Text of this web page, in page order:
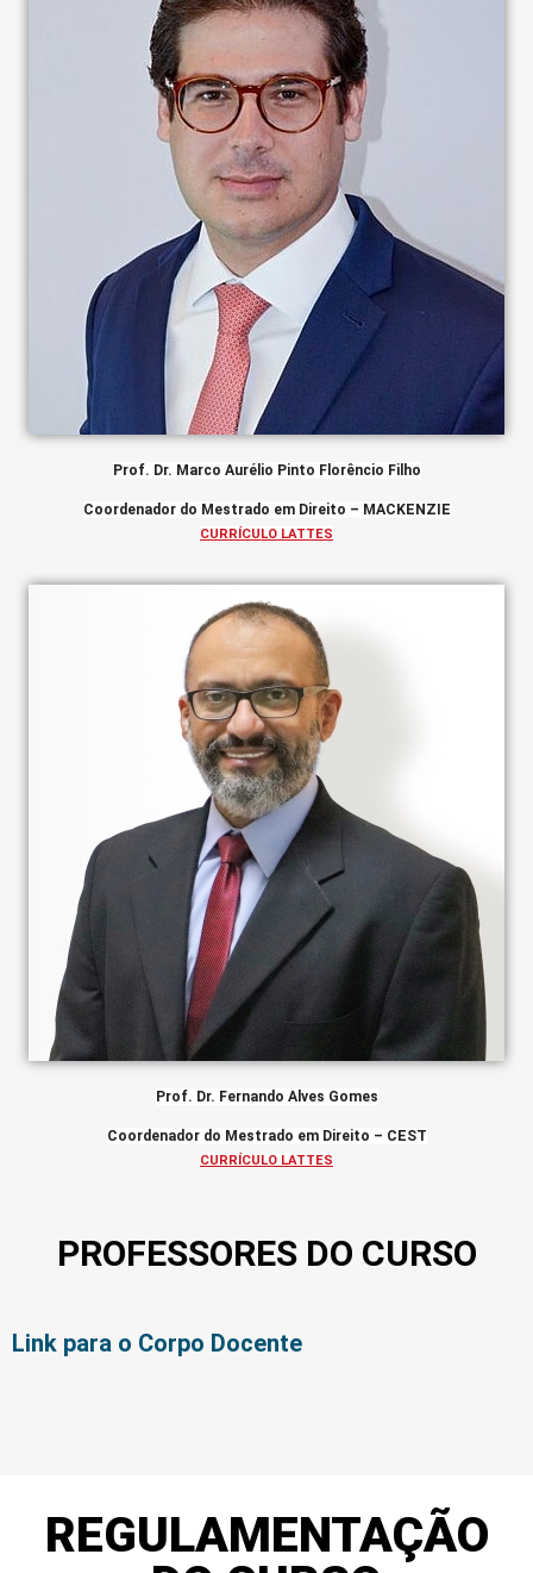
Prof. Dr. Marco Aurélio Pinto Florêncio Filho
Coordenador do Mestrado em Direito – MACKENZIE
CURRÍCULO LATTES
Prof. Dr. Fernando Alves Gomes
Coordenador do Mestrado em Direito – CEST
CURRÍCULO LATTES
PROFESSORES DO CURSO
Link para o Corpo Docente
REGULAMENTAÇÃO